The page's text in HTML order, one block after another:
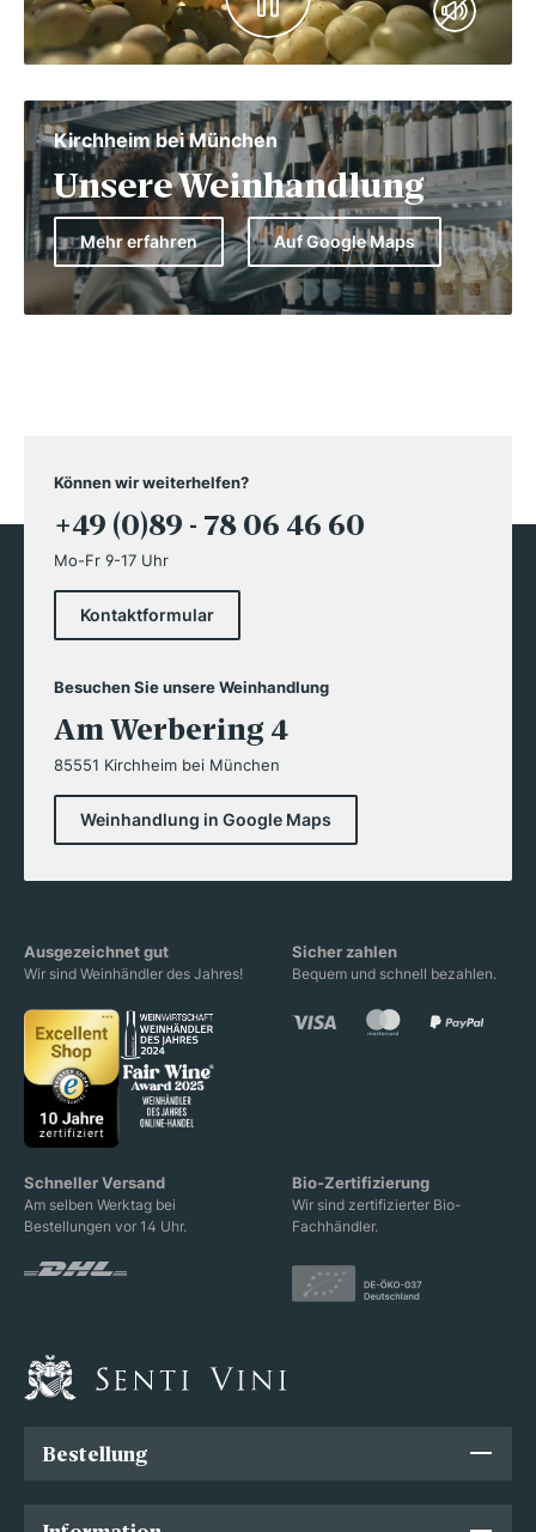
Kirchheim bei München
Unsere Weinhandlung
Mehr erfahren Auf Google Maps
Können wir weiterhelfen?
+49 (0)89 - 78 06 46 60
Mo-Fr 9-17 Uhr
Kontaktformular
Besuchen Sie unsere Weinhandlung
Am Werbering 4
85551 Kirchheim bei München
Weinhandlung in Google Maps
Ausgezeichnet gut
Wir sind Weinhändler des Jahres!
Sicher zahlen
Bequem und schnell bezahlen.
Schneller Versand
Am selben Werktag bei
Bestellungen vor 14 Uhr.
Bio-Zertifizierung
Wir sind zertifizierter Bio-
Fachhändler.
Bestellung